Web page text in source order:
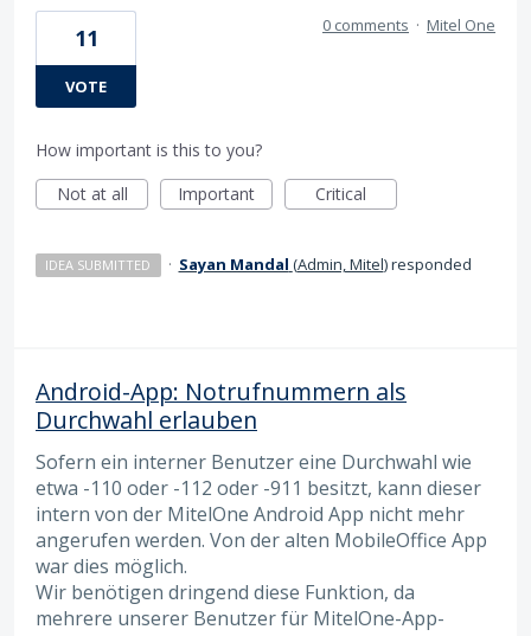
11
VOTE
0 comments · Mitel One
How important is this to you?
Not at all
Important Critical
IDEA SUBMITTED · Sayan Mandal (Admin, Mitel)responded
Android-App: Notrufnummern als
Durchwahl erlauben
Sofern ein interner Benutzer eine Durchwahl wie
etwa -110 oder -112 oder -911 besitzt, kann dieser
intern von der MitelOne Android App nicht mehr
angerufen werden. Von der alten MobileOffice App
war dies möglich.
Wir benötigen dringend diese Funktion, da
mehrere unserer Benutzer für MitelOne-App-